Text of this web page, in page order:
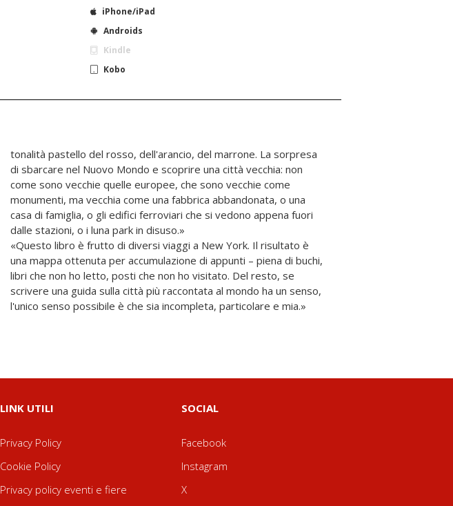
iPhone/iPad
Androids
Kindle
Kobo
tonalità pastello del rosso, dell'arancio, del marrone. La sorpresa
di sbarcare nel Nuovo Mondo e scoprire una città vecchia: non
come sono vecchie quelle europee, che sono vecchie come
monumenti, ma vecchia come una fabbrica abbandonata, o una
casa di famiglia, o gli edifici ferroviari che si vedono appena fuori
dalle stazioni, o i luna park in disuso.»
«Questo libro è frutto di diversi viaggi a New York. Il risultato è
una mappa ottenuta per accumulazione di appunti – piena di buchi,
libri che non ho letto, posti che non ho visitato. Del resto, se
scrivere una guida sulla città più raccontata al mondo ha un senso,
l'unico senso possibile è che sia incompleta, particolare e mia.»
LINK UTILI
Privacy Policy
Cookie Policy
Privacy policy eventi e fiere
SOCIAL
Facebook
Instagram
X